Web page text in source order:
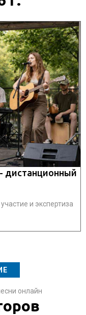
дистанционный
и экспертиза
онлайн